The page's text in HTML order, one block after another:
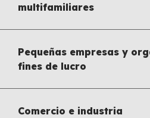
multifamiliares
Pequeñas empresas y
fines de lucro
Comercio e industria